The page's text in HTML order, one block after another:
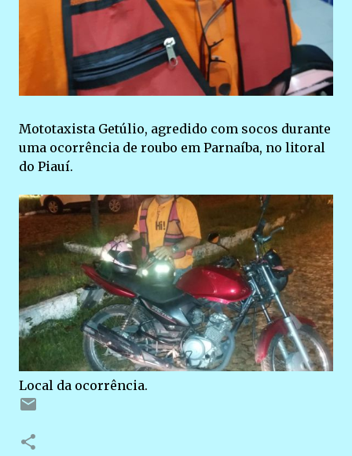
Mototaxista Getúlio, agredido com socos durante
uma ocorrência de roubo em Parnaíba, no litoral
do Piauí.
Local da ocorrência.